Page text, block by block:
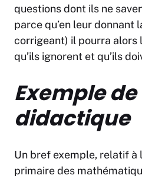
questions dont ils ne
parce qu’en leur donnant
corrigeant) il pourra alors
qu’ils ignorent et qu’ils
Exemple
didactique
Un bref exemple, relatif à
primaire des